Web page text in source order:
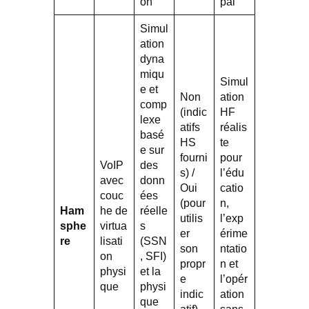
Ham
sphe
re
VoIP
avec
couc
he de
virtua
lisati
on
physi
que
Simul
ation
dyna
miqu
e et
comp
lexe
basé
e sur
des
donn
ées
réelle
s
(SSN
, SFI)
et la
physi
que
Non
(indic
atifs
HS
fourni
s) /
Oui
(pour
utilis
er
son
propr
e
indic
Simul
ation
HF
réalis
te
pour
l’édu
catio
n,
l’exp
érime
ntatio
n et
l’opér
ation